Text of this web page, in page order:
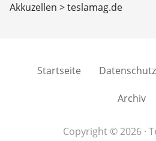
Akkuzellen > teslamag.de
Startseite Datenschutz
Archiv
Copyright © 2026 ·